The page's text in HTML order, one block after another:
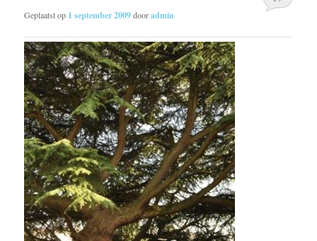
Geplaatst op 1 september 2009dooradmin